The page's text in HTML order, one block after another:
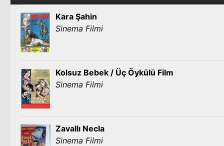
Kara Şahin
Sinema Filmi
Kolsuz Bebek / Üç Öykülü Film
Sinema Filmi
Zavallı Necla
Sinema Filmi